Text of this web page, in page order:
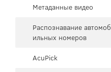
Метаданные видео
Распознавание автомоб
ильных номеров
AcuPick